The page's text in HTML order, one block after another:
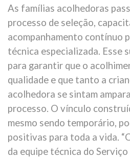
As famílias acolhedoras
processo de seleção,
acompanhamento contínuo
técnica especializada. Esse
para garantir que o
qualidade e que tanto a
acolhedora se sintam
processo. O vínculo
mesmo sendo temporário,
positivas para toda a vida.
da equipe técnica do